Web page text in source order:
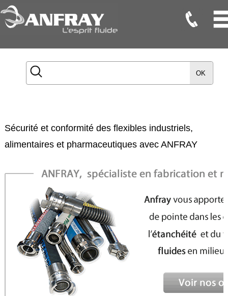
Flexibles
Onduleux
Gaines
Accessoires
Maintenance
Etanchéité
Feuilles
/
Plaques
OK
Sécurité et conformité des flexibles industriels,
alimentaires et pharmaceutiques avec ANFRAY